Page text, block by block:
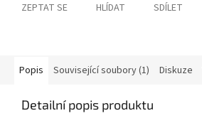
ZEPTAT SE HLÍDAT SDÍLET
Popis Související soubory (1) Diskuze
Detailní popis produktu